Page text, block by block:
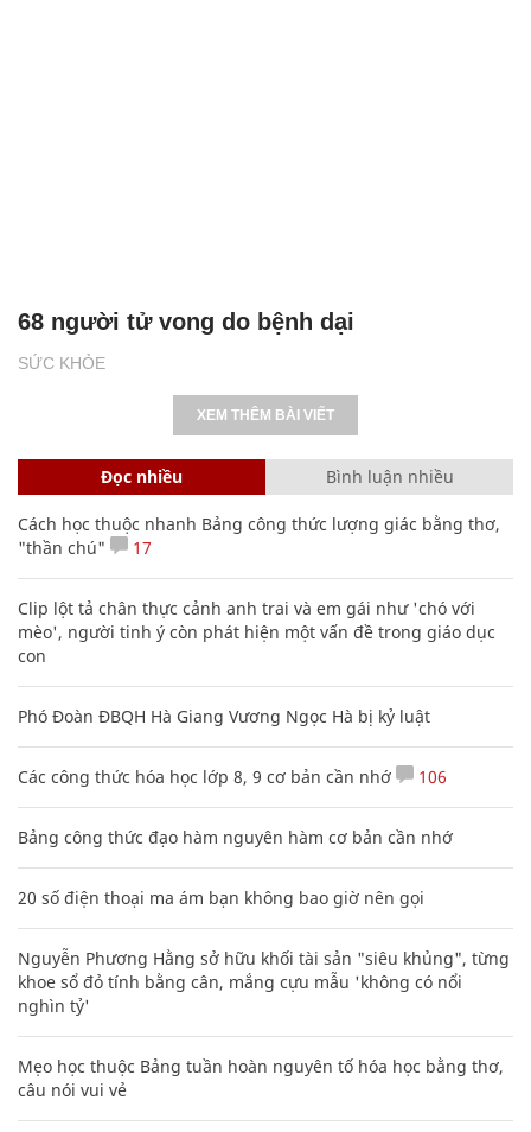
SỨC KHỎE
68 người tử vong do bệnh dại
XEM THÊM BÀI VIẾT
Đọc nhiều Bình luận nhiều
Cách học thuộc nhanh Bảng công thức lượng giác bằng thơ,
"thần chú"
17
Clip lột tả chân thực cảnh anh trai và em gái như 'chó với
mèo', người tinh ý còn phát hiện một vấn đề trong giáo dục
con
Phó Đoàn ĐBQH Hà Giang Vương Ngọc Hà bị kỷ luật
Các công thức hóa học lớp 8, 9 cơ bản cần nhớ 106
Bảng công thức đạo hàm nguyên hàm cơ bản cần nhớ
20 số điện thoại ma ám bạn không bao giờ nên gọi
Nguyễn Phương Hằng sở hữu khối tài sản "siêu khủng", từng
khoe sổ đỏ tính bằng cân, mắng cựu mẫu 'không có nổi
nghìn tỷ'
Mẹo học thuộc Bảng tuần hoàn nguyên tố hóa học bằng thơ,
câu nói vui vẻ